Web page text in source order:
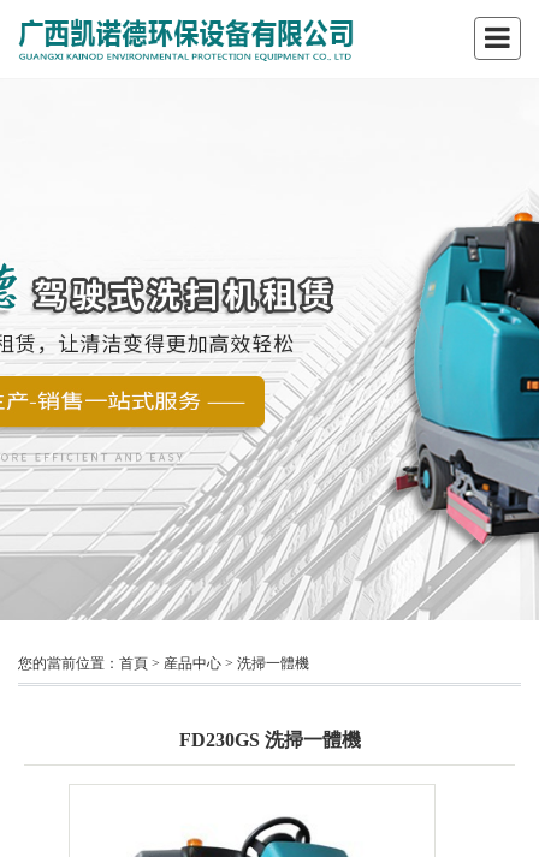
您的當前位置： 首頁 > 産品中心 > 洗掃一體機
FD230GS 洗掃一體機